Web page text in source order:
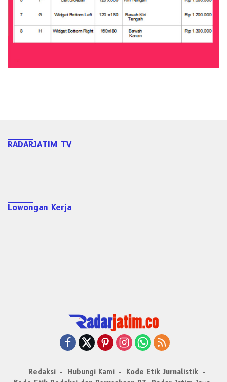
RADARJATIM TV
Lowongan Kerja
Redaksi Hubungi Kami
Kode Etik Jurnalistik